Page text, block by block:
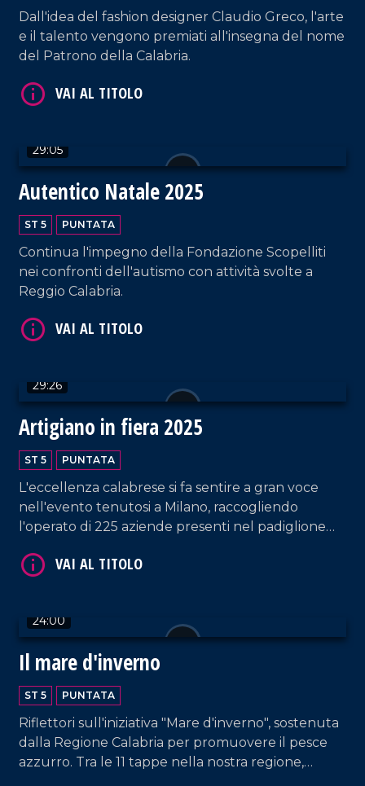
Dall'idea del fashion designer Claudio Greco, l'arte
e il talento vengono premiati all'insegna del nome
del Patrono della Calabria.
29:05
Autentico Natale 2025
ST 5 PUNTATA
Continua l'impegno della Fondazione Scopelliti
nei confronti dell'autismo con attività svolte a
Reggio Calabria.
29:26
Artigiano in fiera 2025
ST 5 PUNTATA
L'eccellenza calabrese si fa sentire a gran voce
nell'evento tenutosi a Milano, raccogliendo
l'operato di 225 aziende presenti nel padiglione
24:00
Il mare d'inverno
ST 5 PUNTATA
Riflettori sull'iniziativa "Mare d'inverno", sostenuta
dalla Regione Calabria per promuovere il pesce
azzurro. Tra le 11 tappe nella nostra regione,
VAI AL TITOLO
VAI AL TITOLO
VAI AL TITOLO
VAI AL TITOLO